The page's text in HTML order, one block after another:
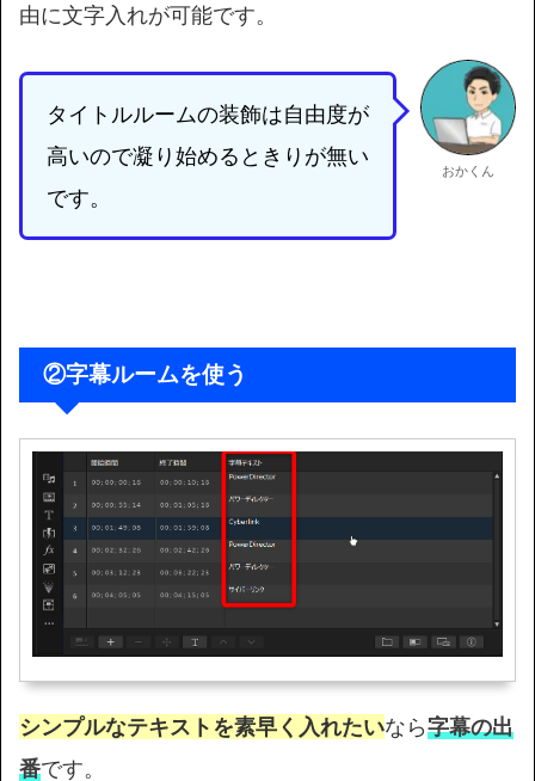
由に文字入れが可能です。
タイトルルームの装飾は自由度が
高いので凝り始めるときりが無い
です。
おかくん
②字幕ルームを使う
シンプルなテキストを素早く入れたいなら字幕の出
番です。